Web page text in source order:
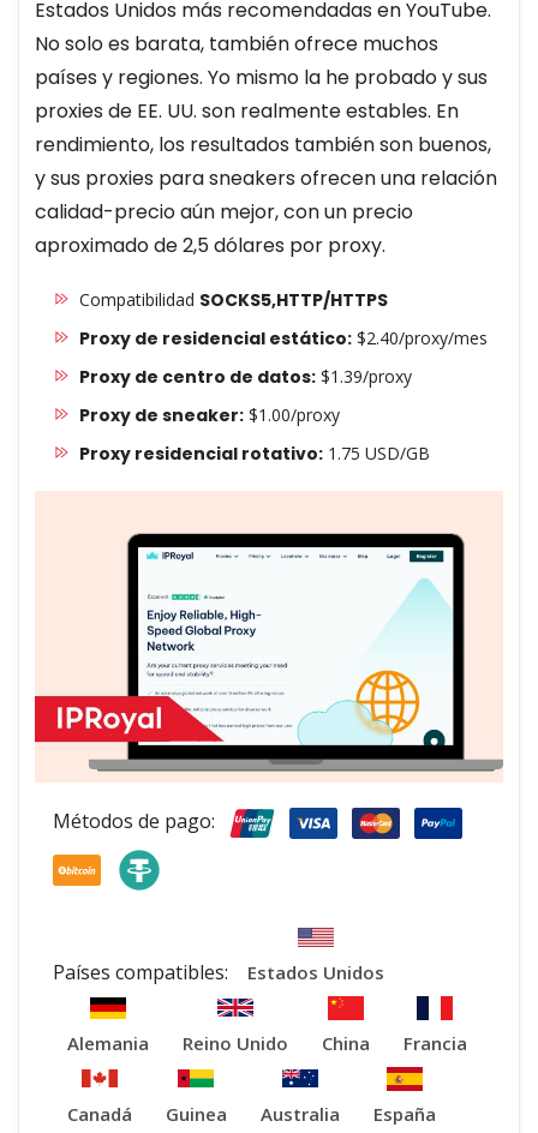
Estados Unidos más recomendadas en YouTube.
No solo es barata, también ofrece muchos
países y regiones. Yo mismo la he probado y sus
proxies de EE. UU. son realmente estables. En
rendimiento, los resultados también son buenos,
y sus proxies para sneakers ofrecen una relación
calidad-precio aún mejor, con un precio
aproximado de 2,5 dólares por proxy.
Compatibilidad SOCKS5,HTTP/HTTPS
Proxy de residencial estático:$2.40/proxy/mes
Proxy de centro de datos:$1.39/proxy
Proxy de sneaker:$1.00/proxy
Proxy residencial rotativo:1.75 USD/GB
Métodos de pago:
Países compatibles: Estados Unidos
Alemania Reino Unido China Francia
Canadá Guinea Australia España